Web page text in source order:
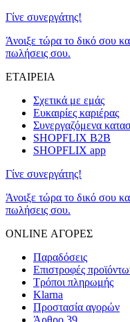
Γίνε συνεργάτης!
Άνοιξε τώρα το δικό σου
πωλήσεις σου.
ΕΤΑΙΡΕΙΑ
Σχετικά με εμάς
Ευκαιρίες καριέρας
Συνεργαζόμενα
SHOPFLIX B2B
SHOPFLIX app
Γίνε συνεργάτης!
Άνοιξε τώρα το δικό σου
πωλήσεις σου.
ONLINE ΑΓΟΡΕΣ
Παραδόσεις
Επιστροφές
Τρόποι πληρωμής
Klarna
Προστασία αγορών
Άρθρο 39